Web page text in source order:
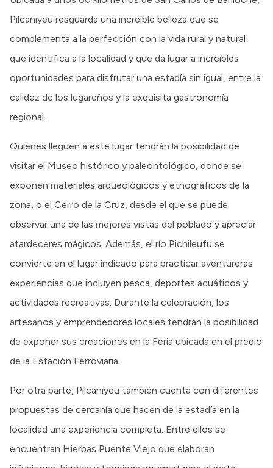
Pilcaniyeu resguarda una increíble belleza que se
complementa a la perfección con la vida rural y natural
que identifica a la localidad y que da lugar a increíbles
oportunidades para disfrutar una estadía sin igual, entre la
calidez de los lugareños y la exquisita gastronomía
regional.
Quienes lleguen a este lugar tendrán la posibilidad de
visitar el Museo histórico y paleontológico, donde se
exponen materiales arqueológicos y etnográficos de la
zona, o el Cerro de la Cruz, desde el que se puede
observar una de las mejores vistas del poblado y apreciar
atardeceres mágicos. Además, el río Pichileufu se
convierte en el lugar indicado para practicar aventureras
experiencias que incluyen pesca, deportes acuáticos y
actividades recreativas. Durante la celebración, los
artesanos y emprendedores locales tendrán la posibilidad
de exponer sus creaciones en la Feria ubicada en el predio
de la Estación Ferroviaria.
Por otra parte, Pilcaniyeu también cuenta con diferentes
propuestas de cercanía que hacen de la estadía en la
localidad una experiencia completa. Entre ellos se
encuentran Hierbas Puente Viejo que elaboran